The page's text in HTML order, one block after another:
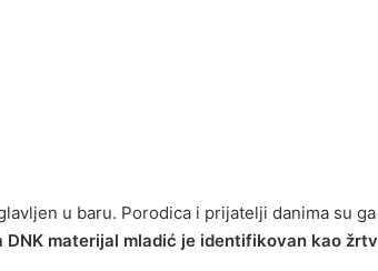
u baru. Porodica i prijatelji danima su
DNK materijal mladić je identifikovan kao